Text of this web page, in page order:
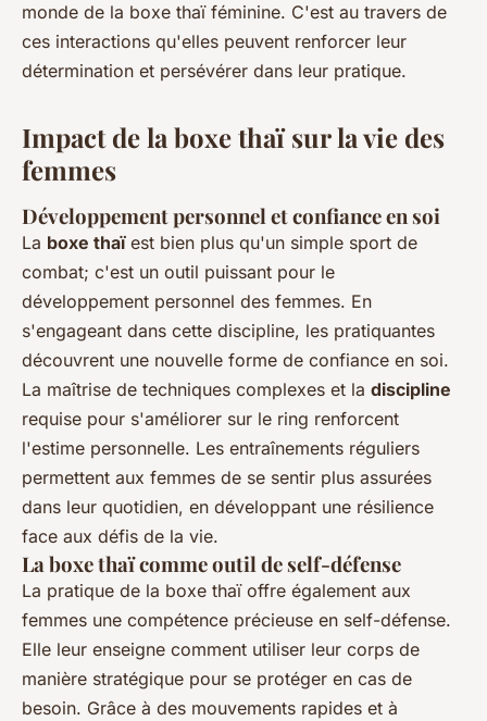
monde de la boxe thaï féminine. C'est au travers de
ces interactions qu'elles peuvent renforcer leur
détermination et persévérer dans leur pratique.
Impact de la boxe thaï sur la vie des
femmes
Développement personnel et confiance en soi
La boxe thaïest bien plus qu'un simple sport de
combat; c'est un outil puissant pour le
développement personnel des femmes. En
s'engageant dans cette discipline, les pratiquantes
découvrent une nouvelle forme de confiance en soi.
La maîtrise de techniques complexes et la discipline
requise pour s'améliorer sur le ring renforcent
l'estime personnelle. Les entraînements réguliers
permettent aux femmes de se sentir plus assurées
dans leur quotidien, en développant une résilience
face aux défis de la vie.
La boxe thaï comme outil de self-défense
La pratique de la boxe thaï offre également aux
femmes une compétence précieuse en self-défense.
Elle leur enseigne comment utiliser leur corps de
manière stratégique pour se protéger en cas de
besoin. Grâce à des mouvements rapides et à